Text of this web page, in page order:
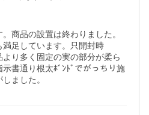
商品の設置は終わりました。
足しています。只開封時
より多く固定の実の部分が柔ら
書通り根太ﾎﾞﾝﾄﾞでがっちり施
ました。